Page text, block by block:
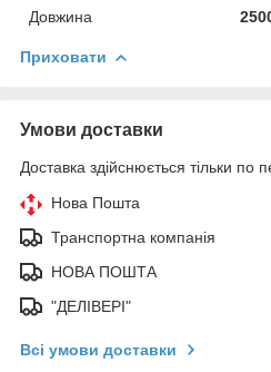
Довжина
Приховати
Умови доставки
Доставка здійснюється тільки по
Нова Пошта
Транспортна компанія
НОВА ПОШТА
"ДЕЛІВЕРІ"
Всі умови доставки